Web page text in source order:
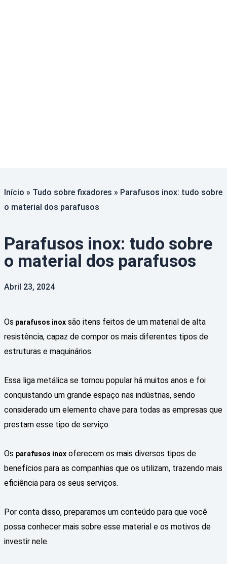
Início » Tudo sobre fixadores » Parafusos inox: tudo sobre
o material dos parafusos
Parafusos inox: tudo sobre
o material dos parafusos
Abril 23, 2024
Os parafusos inox são itens feitos de um material de alta
resistência, capaz de compor os mais diferentes tipos de
estruturas e maquinários.
Essa liga metálica se tornou popular há muitos anos e foi
conquistando um grande espaço nas indústrias, sendo
considerado um elemento chave para todas as empresas que
prestam esse tipo de serviço.
Os parafusos inox oferecem os mais diversos tipos de
benefícios para as companhias que os utilizam, trazendo mais
eficiência para os seus serviços.
Por conta disso, preparamos um conteúdo para que você
possa conhecer mais sobre esse material e os motivos de
investir nele.